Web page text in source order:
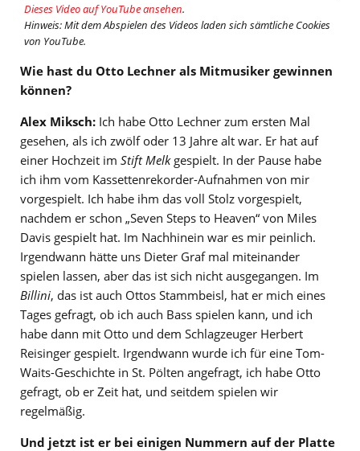
Dieses Video auf YouTube ansehen.
Hinweis: Mit dem Abspielen des Videos laden sich sämtliche Cookies
von YouTube.
Wie hast du Otto Lechner als Mitmusiker gewinnen
können?
Alex Miksch: Ich habe Otto Lechner zum ersten Mal
gesehen, als ich zwölf oder 13 Jahre alt war. Er hat auf
einer Hochzeit im Stift Melkgespielt. In der Pause habe
ich ihm vom Kassettenrekorder-Aufnahmen von mir
vorgespielt. Ich habe ihm das voll Stolz vorgespielt,
nachdem er schon „Seven Steps to Heaven“ von Miles
Davis gespielt hat. Im Nachhinein war es mir peinlich.
Irgendwann hätte uns Dieter Graf mal miteinander
spielen lassen, aber das ist sich nicht ausgegangen. Im
Billini, das ist auch Ottos Stammbeisl, hat er mich eines
Tages gefragt, ob ich auch Bass spielen kann, und ich
habe dann mit Otto und dem Schlagzeuger Herbert
Reisinger gespielt. Irgendwann wurde ich für eine Tom-
Waits-Geschichte in St. Pölten angefragt, ich habe Otto
gefragt, ob er Zeit hat, und seitdem spielen wir
regelmäßig.
Und jetzt ist er bei einigen Nummern auf der Platte